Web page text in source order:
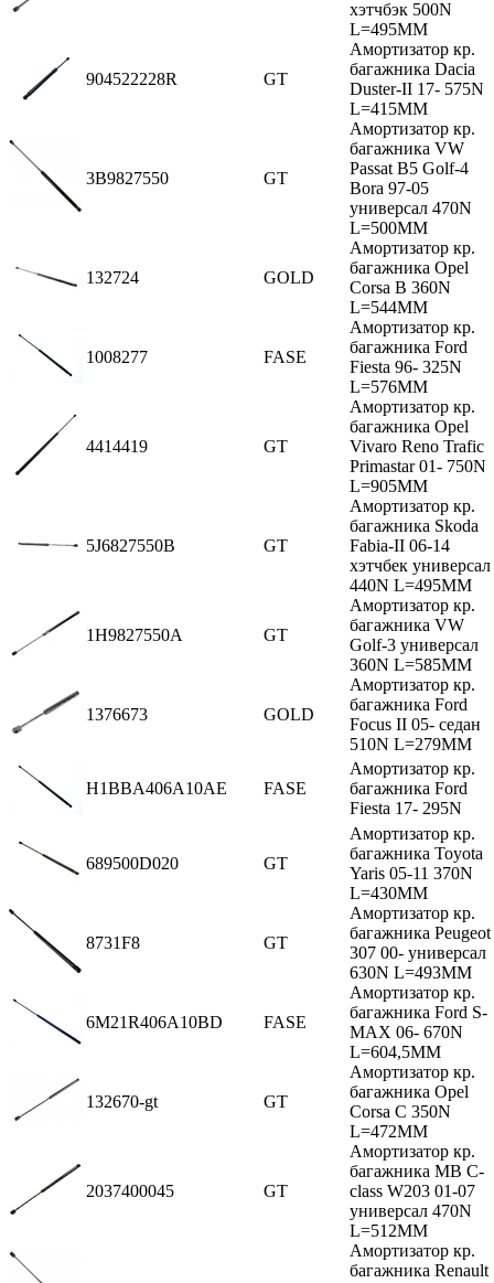
хэтчбэк 500N
L=495MM
904522228R GT
Амортизатор кр.
багажника Dacia
Duster-II 17- 575N
L=415MM
3B9827550 GT
Амортизатор кр.
багажника VW
Passat B5 Golf-4
Bora 97-05
универсал 470N
L=500MM
132724 GOLD
Амортизатор кр.
багажника Opel
Corsa B 360N
L=544MM
1008277 FASE
Амортизатор кр.
багажника Ford
Fiesta 96- 325N
L=576MM
4414419 GT
Амортизатор кр.
багажника Opel
Vivaro Reno Trafic
Primastar 01- 750N
L=905MM
5J6827550B GT
Амортизатор кр.
багажника Skoda
Fabia-II 06-14
хэтчбек универсал
440N L=495MM
1H9827550A GT
Амортизатор кр.
багажника VW
Golf-3 универсал
360N L=585MM
1376673 GOLD
Амортизатор кр.
багажника Ford
Focus II 05- седан
510N L=279MM
H1BBA406A10AE FASE
Амортизатор кр.
багажника Ford
Fiesta 17- 295N
689500D020 GT
Амортизатор кр.
багажника Toyota
Yaris 05-11 370N
L=430MM
8731F8 GT
Амортизатор кр.
багажника Peugeot
307 00- универсал
630N L=493MM
6M21R406A10BD FASE
Амортизатор кр.
багажника Ford S-
MAX 06- 670N
L=604,5MM
132670-gt GT
Амортизатор кр.
багажника Opel
Corsa C 350N
L=472MM
2037400045 GT
Амортизатор кр.
багажника MB C-
class W203 01-07
универсал 470N
L=512MM
Амортизатор кр.
багажника Renault